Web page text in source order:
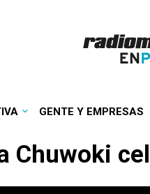
GENTE Y EMPRESAS
Chuwoki